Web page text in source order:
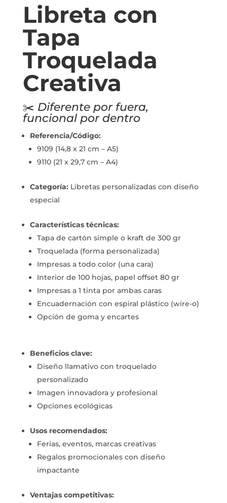
Libreta con
Tapa
Troquelada
Creativa
✂️ Diferente por fuera,
funcional por dentro
Referencia/Código:
9109 (14,8 x 21 cm – A5)
9110 (21 x 29,7 cm – A4)
Categoría: Libretas personalizadas con diseño
especial
Características técnicas:
Tapa de cartón simple o kraft de 300 gr
Troquelada (forma personalizada)
Impresas a todo color (una cara)
Interior de 100 hojas, papel offset 80 gr
Impresas a 1 tinta por ambas caras
Encuadernación con espiral plástico (wire-o)
Opción de goma y encartes
Beneficios clave:
Diseño llamativo con troquelado
personalizado
Imagen innovadora y profesional
Opciones ecológicas
Usos recomendados:
Ferias, eventos, marcas creativas
Regalos promocionales con diseño
impactante
Ventajas competitivas: